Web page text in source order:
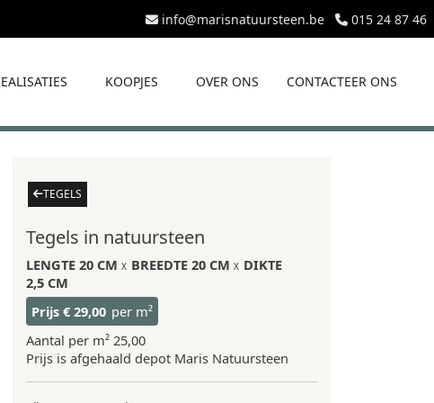
info@marisnatuursteen.be 015 24 87 46
KOOPJES OVER ONS CONTACTEER ONS
TEGELS
Tegels in natuursteen
LENGTE 20 CM BREEDTE 20 CM
DIKTE
2,5 CM
Prijs € 29,00 per m²
Aantal per m² 25,00
Prijs is afgehaald depot Maris Natuursteen